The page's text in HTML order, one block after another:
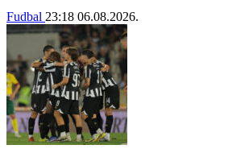
Fudbal 23:18 06.08.2026.